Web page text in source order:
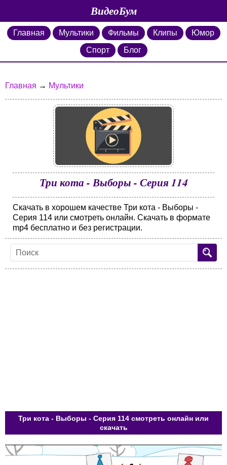
ВидеоБум
Главная Мультики Фильмы Клипы
Юмор
Спорт
Блог
Главная → Мультики
Три кота - Выборы - Серия 114
Скачать в хорошем качестве Три кота - Выборы -
Серия 114 или смотреть онлайн. Скачать в формате
mp4 бесплатно и без регистрации.
Три кота - Выборы - Серия 114 смотреть онлайн или
скачать